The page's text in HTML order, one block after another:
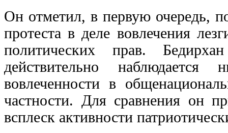
Он отметил, в первую очередь,
протеста в деле вовлечения
политических прав.
действительно наблюдается
вовлеченности в
частности. Для сравнения он
всплеск активности